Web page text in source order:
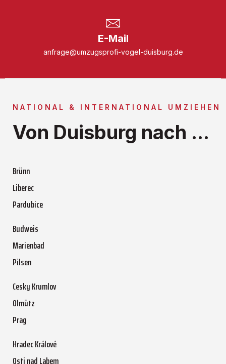
E-Mail
anfrage@umzugsprofi-vogel-duisburg.de
NATIONAL & INTERNATIONAL UMZIEHEN
Von Duisburg nach ...
Brünn
Liberec
Pardubice
Budweis
Marienbad
Pilsen
Cesky Krumlov
Olmütz
Prag
Hradec Králové
Osti nad Labem